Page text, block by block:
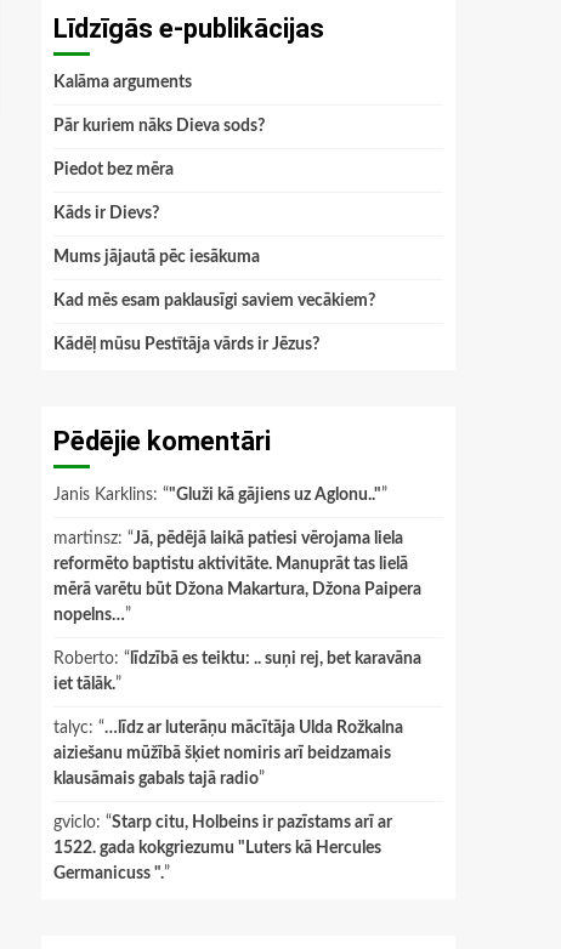
Līdzīgās e-publikācijas
Kalāma arguments
Pār kuriem nāks Dieva sods?
Piedot bez mēra
Kāds ir Dievs?
Mums jājautā pēc iesākuma
Kad mēs esam paklausīgi saviem vecākiem?
Kādēļ mūsu Pestītāja vārds ir Jēzus?
Pēdējie komentāri
Janis Karklins: “"Gluži kā gājiens uz Aglonu.."”
martinsz: “Jā, pēdējā laikā patiesi vērojama liela
reformēto baptistu aktivitāte. Manuprāt tas lielā
mērā varētu būt Džona Makartura, Džona Paipera
nopelns…”
Roberto: “ līdzībā es teiktu: .. suņi rej, bet karavāna
iet tālāk.”
talyc: “…līdz ar luterāņu mācītāja Ulda Rožkalna
aiziešanu mūžībā šķiet nomiris arī beidzamais
klausāmais gabals tajā radio”
gviclo: “Starp citu, Holbeins ir pazīstams arī ar
1522. gada kokgriezumu "Luters kā Hercules
Germanicuss ".”